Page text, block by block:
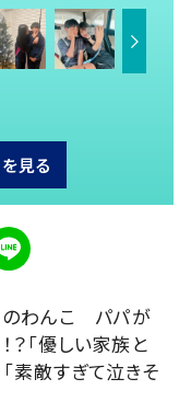
見る
のわんこ パパが
？「優しい家族と
素敵すぎて泣きそ